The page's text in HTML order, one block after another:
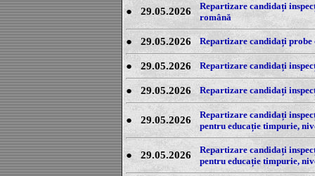
●29.05.2026
Repartizare candidați
română
● 29.05.2026 Repartizare candidați
● 29.05.2026 Repartizare candidați
● 29.05.2026 Repartizare candidați
● 29.05.2026
Repartizare candidați
pentru educație timpurie,
● 29.05.2026
Repartizare candidați
pentru educație timpurie,